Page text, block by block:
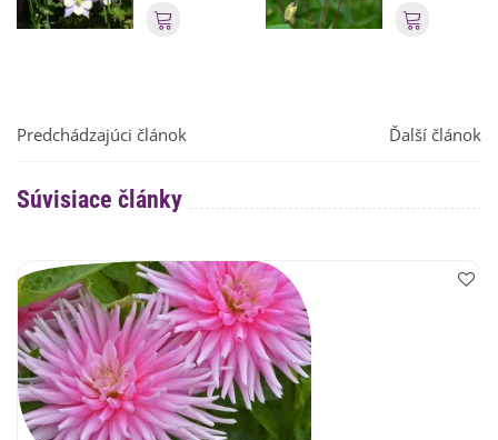
Pridať do košíka
Predchádzajúci článok Ďalší článok
Súvisiace články